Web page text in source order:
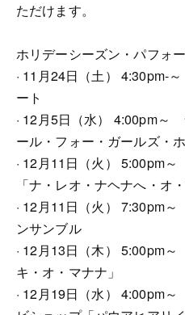
ただけます。
ホリデーシーズン・パフォ
· 11月24日（土） 4:30pm-
ート
· 12月5日（水） 4:00pm～
ール・フォー・ガールズ・
· 12月11日（火） 5:00pm
「ナ・レオ・ナヘナへ・オ
· 12月11日（火） 7:30pm
ンサンブル
· 12月13日（木） 5:00pm
キ・オ・マナナ」
· 12月19日（水） 4:00pm